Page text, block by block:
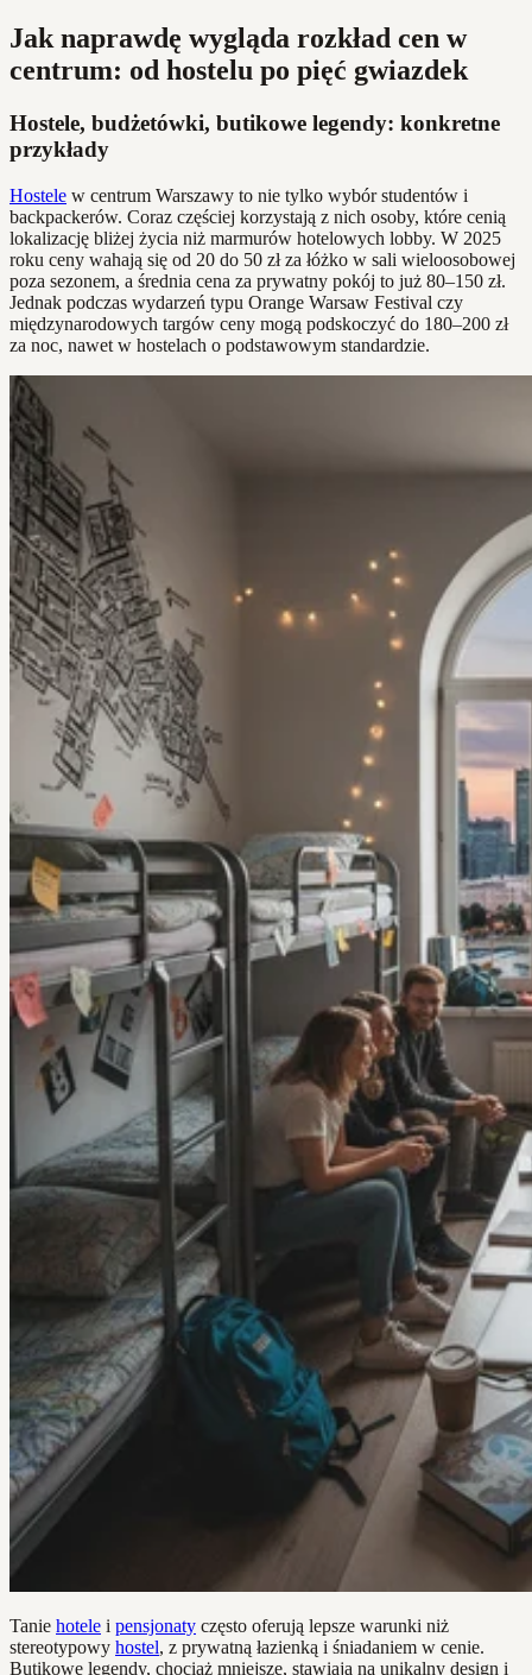
Jak naprawdę wygląda rozkład cen w
centrum: od hostelu po pięć gwiazdek
Hostele, budżetówki, butikowe legendy: konkretne
przykłady
Hostele w centrum Warszawy to nie tylko wybór studentów i
backpackerów. Coraz częściej korzystają z nich osoby, które cenią
lokalizację bliżej życia niż marmurów hotelowych lobby. W 2025
roku ceny wahają się od 20 do 50 zł za łóżko w sali wieloosobowej
poza sezonem, a średnia cena za prywatny pokój to już 80–150 zł.
Jednak podczas wydarzeń typu Orange Warsaw Festival czy
międzynarodowych targów ceny mogą podskoczyć do 180–200 zł
za noc, nawet w hostelach o podstawowym standardzie.
Tanie hotele i pensjonaty często oferują lepsze warunki niż
stereotypowy hostel, z prywatną łazienką i śniadaniem w cenie.
Butikowe legendy, chociaż mniejsze, stawiają na unikalny design i